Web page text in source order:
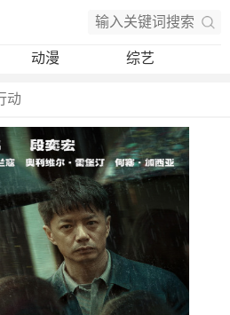
动漫 综艺
动